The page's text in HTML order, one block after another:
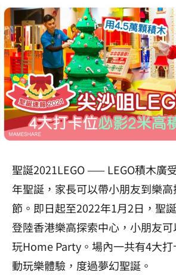
聖誕2021LEGO —— LEGO積木廣
年聖誕，家長可以帶小朋友到樂
節。即日起至2022年1月2日，聖
登陸香港樂高探索中心，小朋友
玩Home Party。場內一共有4大
動玩樂體驗，度過夢幻聖誕。